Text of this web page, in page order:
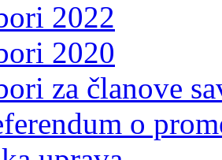
2022
2020
za članove
o